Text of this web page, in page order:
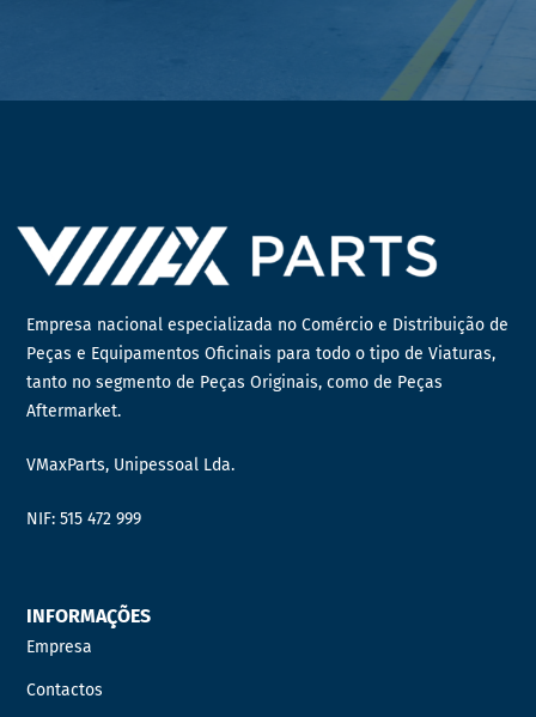
Empresa nacional especializada no Comércio e Distribuição de
Peças e Equipamentos Oficinais para todo o tipo de Viaturas,
tanto no segmento de Peças Originais, como de Peças
Aftermarket.
VMaxParts, Unipessoal Lda.
NIF: 515 472 999
INFORMAÇÕES
Empresa
Contactos